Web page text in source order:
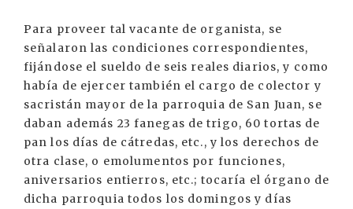
Para proveer tal vacante de organista, se
señalaron las condiciones correspondientes,
fijándose el sueldo de seis reales diarios, y como
había de ejercer también el cargo de colector y
sacristán mayor de la parroquia de San Juan, se
daban además 23 fanegas de trigo, 60 tortas de
pan los días de cátredas, etc., y los derechos de
otra clase, o emolumentos por funciones,
aniversarios entierros, etc.; tocaría el órgano de
dicha parroquia todos los domingos y días